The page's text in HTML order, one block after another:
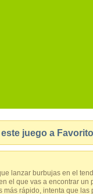
juego a
lanzar burbujas en el
el que vas a encontrar
rápido, intenta que